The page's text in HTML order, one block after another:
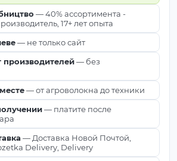
— 40% ассортимента -
17+ лет опыта
— не только сайт
— без
— от агроволокна до техники
— платите после
— Доставка Новой Почтой,
Delivery, Delivery